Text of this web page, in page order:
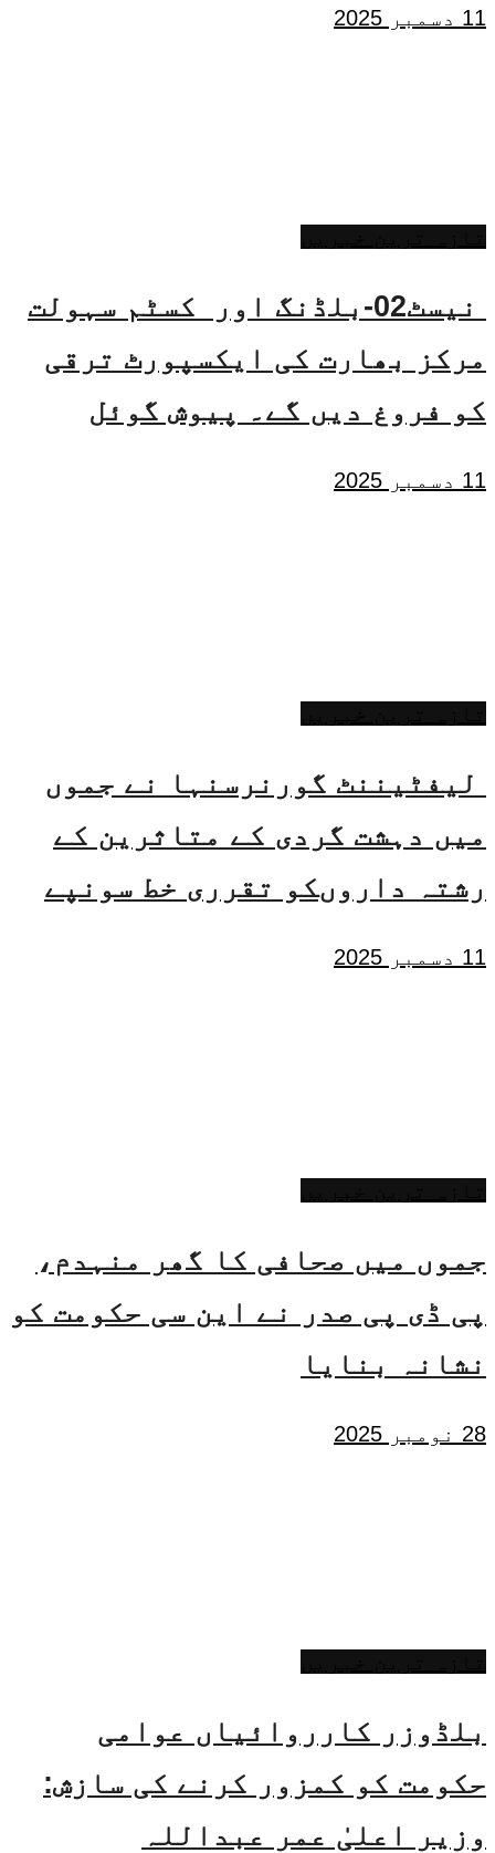
11 دسمبر 2025
نیسٹ02-بلڈنگ اور کسٹم سہولت
مرکز بھارت کی ایکسپورٹ ترقی
کو فروغ دیں گے۔ پیوش گوئل
11 دسمبر 2025
لیفٹیننٹ گورنرسنہا نے جموں
میں دہشت گردی کے متاثرین کے
رشتہ داروںکو تقرری خط سونپے
11 دسمبر 2025
جموں میں صحافی کا گھر منہدم،
پی ڈی پی صدر نے این سی حکومت کو
نشانہ بنایا
28 نومبر 2025
بلڈوزر کارروائیاں عوامی
حکومت کو کمزور کرنے کی سازش:
وزیر اعلیٰ عمر عبداللہ